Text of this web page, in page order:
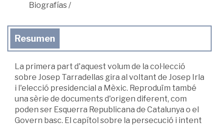
Biografías/
Resumen
La primera part d'aquest volum de la col·lecció
sobre Josep Tarradellas gira al voltant de Josep Irla
i l'elecció presidencial a Mèxic. Reproduïm també
una sèrie de documents d'origen diferent, com
poden ser Esquerra Republicana de Catalunya o el
Govern basc. El capítol sobre la persecució i intent